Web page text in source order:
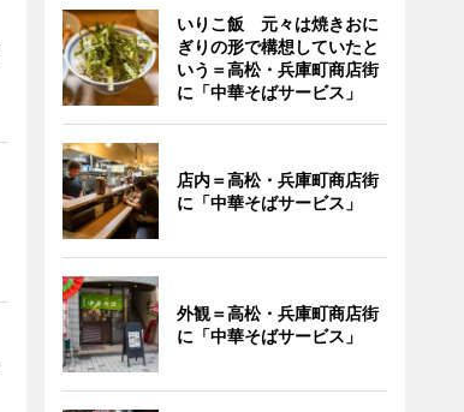
いりこ飯 元々は焼きおに
ぎりの形で構想していたと
いう＝高松・兵庫町商店街
に「中華そばサービス」
店内＝高松・兵庫町商店街
に「中華そばサービス」
外観＝高松・兵庫町商店街
に「中華そばサービス」